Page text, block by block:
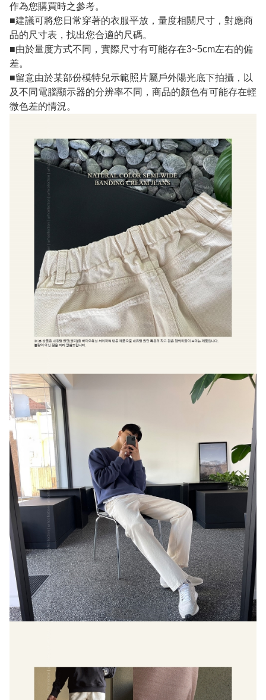
作為您購買時之參考。
■建議可將您日常穿著的衣服平放，量度相關尺寸，對應商
品的尺寸表，找出您合適的尺碼。
■由於量度方式不同，實際尺寸有可能存在3~5cm左右的偏
差。
■留意由於某部份模特兒示範照片屬戶外陽光底下拍攝，以
及不同電腦顯示器的分辨率不同，商品的顏色有可能存在輕
微色差的情況。